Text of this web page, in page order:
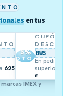
en tus
625
5%
DTO.
CUPÓN
BW5
En pedidos
superiores a
€
IMEX y